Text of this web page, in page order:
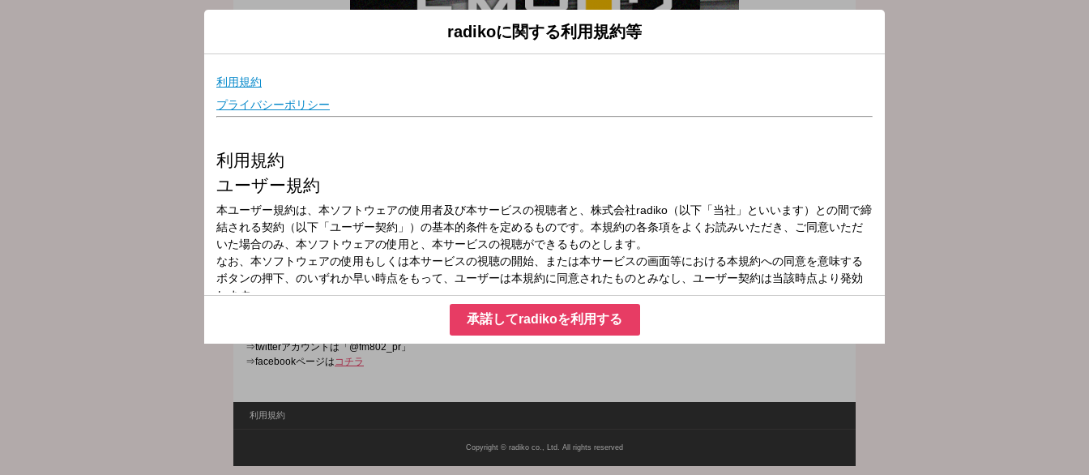
放送局
放送時間
2026年7月5日（日）25:00～26:00
番組名
FREE SPIRIT （放送休止日）(25時台)
⇒twitterアカウントは「@fm802_pr」
⇒facebookページは コチラ
利用規約
Copyright © radiko co., Ltd. All rights reserved
radikoに関する利用規約等
承諾してradikoを利用する